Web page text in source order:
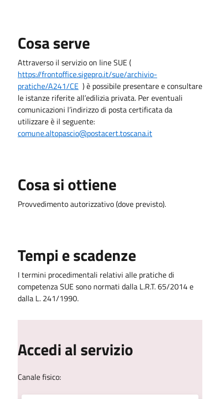
Cosa serve
Attraverso il servizio on line SUE (
https://frontoffice.sigepro.it/sue/archivio-
pratiche/A241/CE ) è possibile presentare e consultare
le istanze riferite all’edilizia privata. Per eventuali
comunicazioni l’indirizzo di posta certificata da
utilizzare è il seguente:
comune.altopascio@postacert.toscana.it
Cosa si ottiene
Provvedimento autorizzativo (dove previsto).
Tempi e scadenze
I termini procedimentali relativi alle pratiche di
competenza SUE sono normati dalla L.R.T. 65/2014 e
dalla L. 241/1990.
Accedi al servizio
Canale fisico: